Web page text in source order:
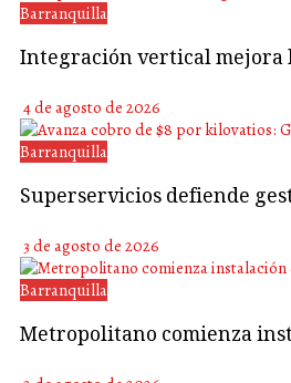
Barranquilla
Integración vertical mejora
4 de agosto de 2026
Barranquilla
Superservicios defiende
3 de agosto de 2026
Barranquilla
Metropolitano comienza